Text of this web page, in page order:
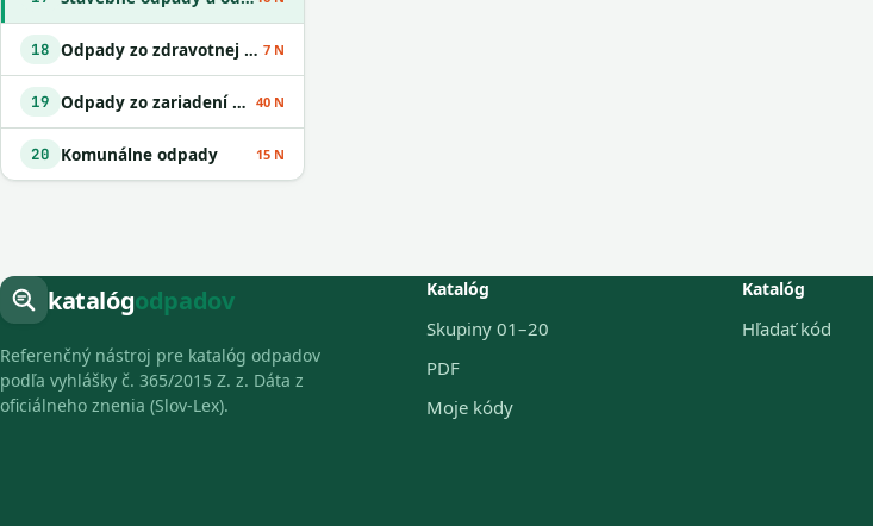
18 Odpady zo zdravotnej alebo veterinárnej starostlivosti alebo s nimi súvisiaceho výskumu okrem kuchynských a reštauračných odpadov 7 N
19 Odpady zo zariadení na úpravu odpadu 40 N
20 Komunálne odpady 15 N
katalógodpadov
Referenčný nástroj pre katalóg odpadov
podľa vyhlášky č. 365/2015 Z. z. Dáta z
oficiálneho znenia (Slov-Lex).
Katalóg
Skupiny 01–20
PDF
Moje kódy
Katalóg
Hľadať kód